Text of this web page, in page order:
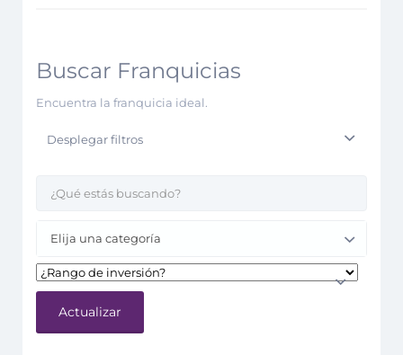
Buscar Franquicias
Encuentra la franquicia ideal.
Desplegar filtros
Elija una categoría
Actualizar